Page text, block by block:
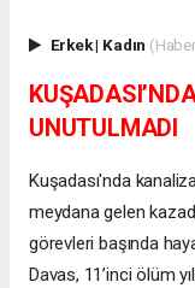
Erkek| Kadın
UNUTULMADI
Kuşadası'nda
meydana gelen
görevleri başında
Davas, 11’inci ölüm